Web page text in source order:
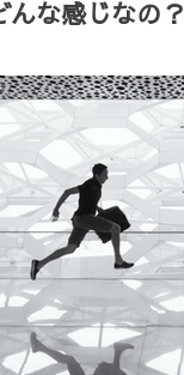
んな感じなの